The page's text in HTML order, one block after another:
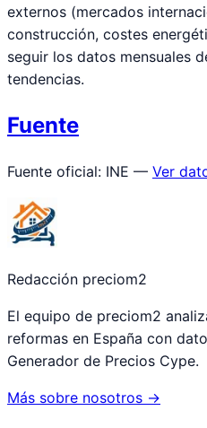
externos (mercados
construcción, costes
seguir los datos mensuales
tendencias.
Fuente
Fuente oficial: INE — Ver
Redacción preciom2
El equipo de preciom2
reformas en España con
Generador de Precios Cype.
Más sobre nosotros →